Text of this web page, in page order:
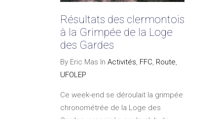
Résultats des clermontois
à la Grimpée de la Loge
des Gardes
By Eric Mas In Activités, FFC, Route,
UFOLEP
Ce week-end se déroulait la grimpée
chronométrée de la Loge des